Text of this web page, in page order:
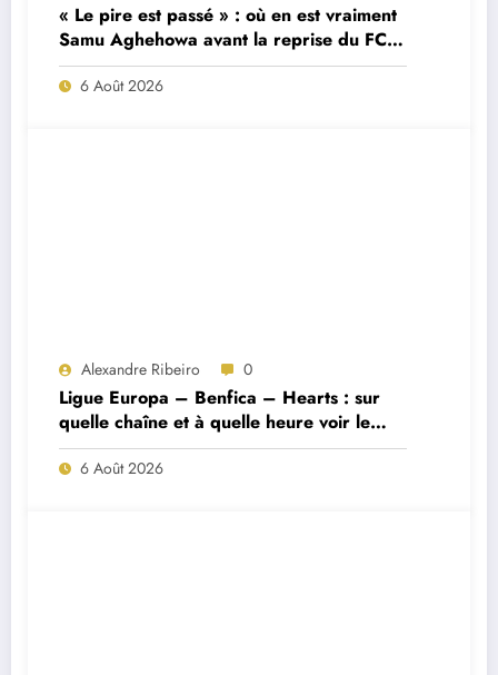
« Le pire est passé » : où en est vraiment
Samu Aghehowa avant la reprise du FC
Porto ?
6 Août 2026
Alexandre Ribeiro 0
Ligue Europa – Benfica – Hearts : sur
quelle chaîne et à quelle heure voir le
match ?
6 Août 2026